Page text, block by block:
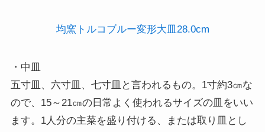
均窯トルコブルー変形大皿28.0cm
・中皿
五寸皿、六寸皿、七寸皿と言われるもの。1寸約3㎝な
ので、15～21㎝の日常よく使われるサイズの皿をいい
ます。1人分の主菜を盛り付ける、または取り皿とし